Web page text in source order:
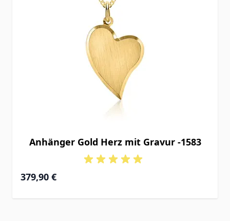
Anhänger Gold Herz mit Gravur -1583
379,90 €